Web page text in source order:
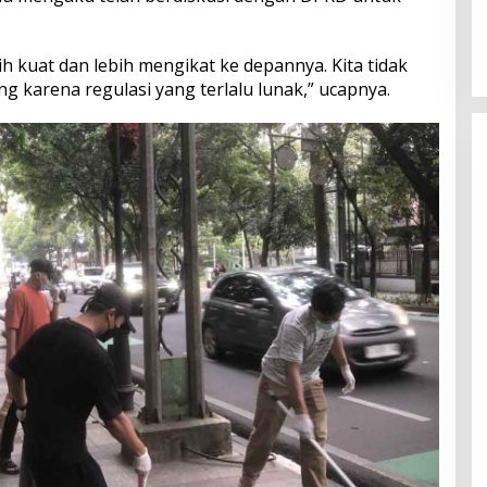
kuat dan lebih mengikat ke depannya. Kita tidak
karena regulasi yang terlalu lunak,” ucapnya.